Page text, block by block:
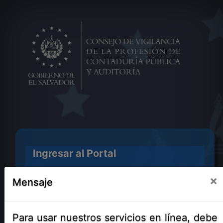
Ingresar al Portal
Mensaje ×
Para usar nuestros servicios en línea, debe